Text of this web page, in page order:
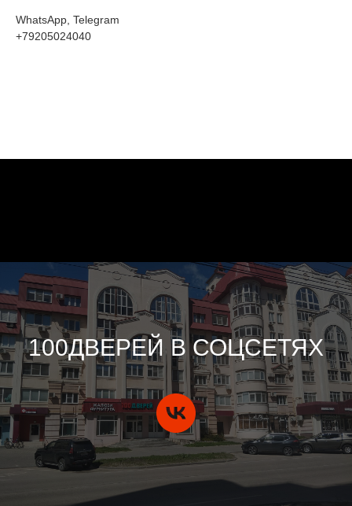
WhatsApp, Telegram
+79205024040
100ДВЕРЕЙ В СОЦСЕТЯХ